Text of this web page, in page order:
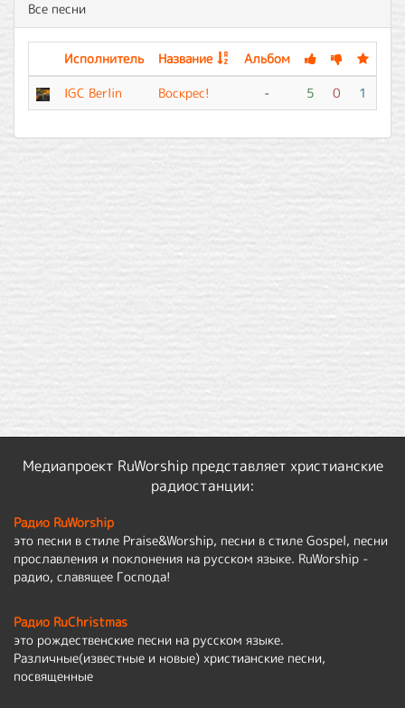
Все песни
Исполнитель Название
Альбом
IGC Berlin
Воскрес! - 5 0 1
Медиапроект RuWorship представляет христианские
радиостанции:
Радио RuWorship
это песни в стиле Praise&Worship, песни в стиле Gospel, песни
прославления и поклонения на русском языке. RuWorship -
радио, славящее Господа!
Радио RuChristmas
это рождественские песни на русском языке.
Различные(известные и новые) христианские песни,
посвященные